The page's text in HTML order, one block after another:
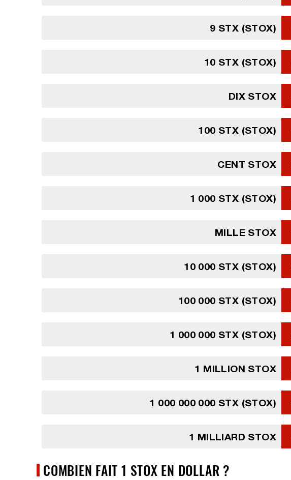
9 STX (STOX)
10 STX (STOX)
DIX STOX
100 STX (STOX)
CENT STOX
1 000 STX (STOX)
MILLE STOX
10 000 STX (STOX)
100 000 STX (STOX)
1 000 000 STX (STOX)
1 MILLION STOX
1 000 000 000 STX (STOX)
1 MILLIARD STOX
COMBIEN FAIT 1 STOX EN DOLLAR ?